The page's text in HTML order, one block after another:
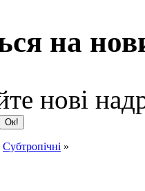
на
нові
Субтропічні »